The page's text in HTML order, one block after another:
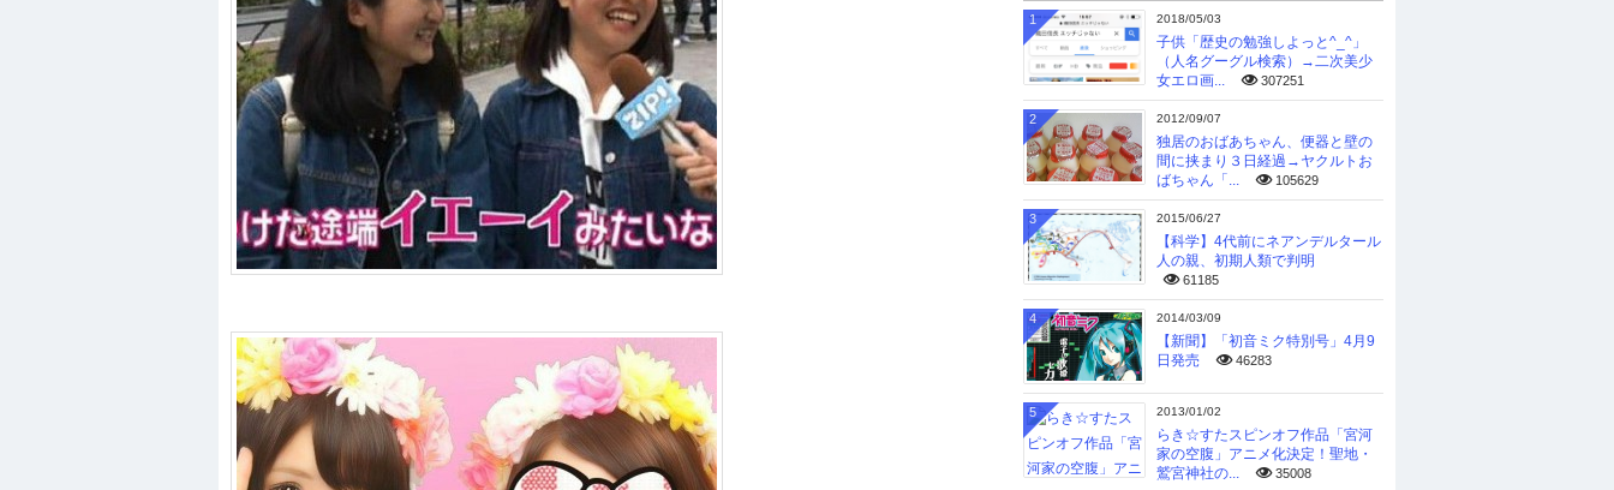
2018/05/03
子供「歴史の勉強しよっと^_^」
（人名グーグル検索）→二次美少
女エロ画...
307251
1
2012/09/07
独居のおばあちゃん、便器と壁の
間に挟まり３日経過→ヤクルトお
ばちゃん「...
105629
2
2015/06/27
【科学】4代前にネアンデルタール
人の親、初期人類で判明
61185
3
2014/03/09
【新聞】「初音ミク特別号」4月9
日発売
46283
4
2013/01/02
らき☆すたスピンオフ作品「宮河
家の空腹」アニメ化決定！聖地・
鷲宮神社の...
35008
5